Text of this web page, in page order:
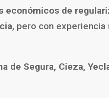
económicos de
, pero con
de Segura, Cieza,